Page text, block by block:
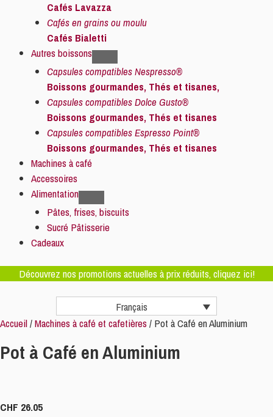
Cafés Lavazza
Cafés en grains ou moulu
Cafés Bialetti
Autres boissons
Capsules compatibles Nespresso®
Boissons gourmandes, Thés et tisanes,
Capsules compatibles Dolce Gusto®
Boissons gourmandes, Thés et tisanes
Capsules compatibles Espresso Point®
Boissons gourmandes, Thés et tisanes
Machines à café
Accessoires
Alimentation
Pâtes, frises, biscuits
Sucré Pâtisserie
Cadeaux
Découvrez nos promotions actuelles à prix réduits, cliquez ici!
Français
Accueil/Machines à café et cafetières/ Pot à Café en Aluminium
Pot à Café en Aluminium
CHF 26.05